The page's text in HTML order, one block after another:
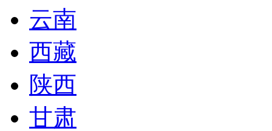
云南
西藏
陕西
甘肃